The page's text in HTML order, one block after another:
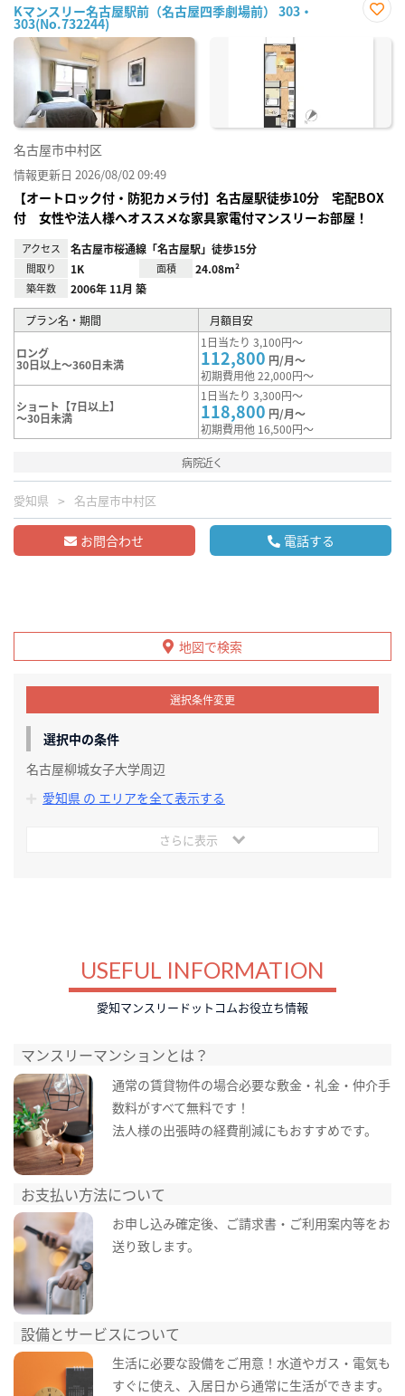
Kマンスリー名古屋駅前（名古屋四季劇場前） 303・
303(No.732244)
に入
名古屋市中村区
情報更新日 2026/08/02 09:49
【オートロック付・防犯カメラ付】名古屋駅徒歩10分 宅配BOX
付 女性や法人様へオススメな家具家電付マンスリーお部屋！
アクセス 名古屋市桜通線「名古屋駅」徒歩15分
間取り 1K 面積 24.08m²
築年数 2006年 11月 築
プラン名・期間 月額目安
ロング
30日以上～360日未満
1日当たり 3,100円～
112,800 円/月～
初期費用他 22,000円～
ショート【7日以上】
～30日未満
1日当たり 3,300円～
118,800 円/月～
初期費用他 16,500円～
病院近く
愛知県 名古屋市中村区
お問合わせ 電話する
地図で検索
選択条件変更
選択中の条件
名古屋柳城女子大学周辺
愛知県 の エリアを全て表示する
さらに表示
USEFUL INFORMATION
愛知マンスリードットコムお役立ち情報
マンスリーマンションとは？
通常の賃貸物件の場合必要な敷金・礼金・仲介手
数料がすべて無料です！
法人様の出張時の経費削減にもおすすめです。
お支払い方法について
お申し込み確定後、ご請求書・ご利用案内等をお
送り致します。
設備とサービスについて
生活に必要な設備をご用意！水道やガス・電気も
すぐに使え、入居日から通常に生活ができます。